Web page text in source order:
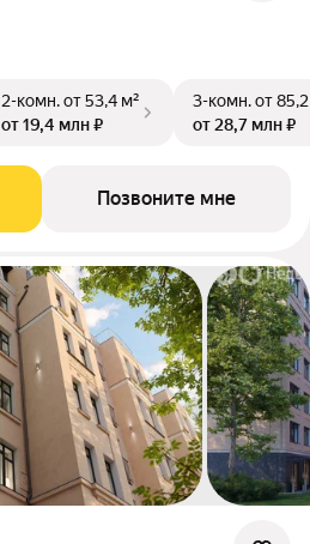
2-комн.от 53,4 м²
от 19,4 млн ₽
3-комн.от
от 28,7 млн ₽
Позвоните мне